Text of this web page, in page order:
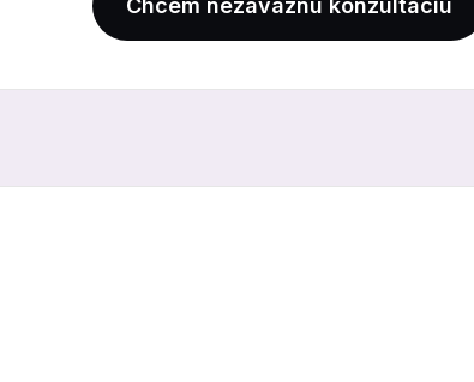
Chcem nezáväznú konzultáciu